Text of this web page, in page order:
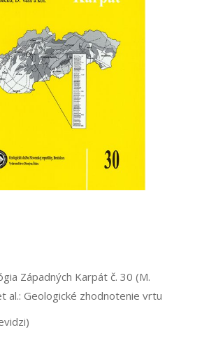
Západných Karpát č. 30 (M.
al.: Geologické zhodnotenie vrtu